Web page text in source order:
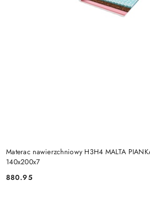
Materac nawierzchniowy H3H4 MALTA
140x200x7
Cena:
880.95